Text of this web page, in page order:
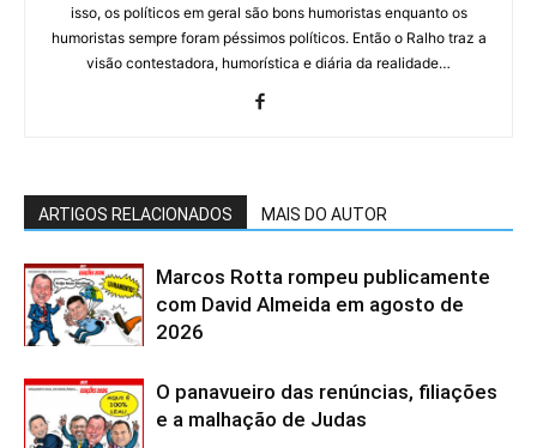
isso, os políticos em geral são bons humoristas enquanto os
humoristas sempre foram péssimos políticos. Então o Ralho traz a
visão contestadora, humorística e diária da realidade…
ARTIGOS RELACIONADOS MAIS DO AUTOR
Marcos Rotta rompeu publicamente
com David Almeida em agosto de
2026
O panavueiro das renúncias, filiações
e a malhação de Judas